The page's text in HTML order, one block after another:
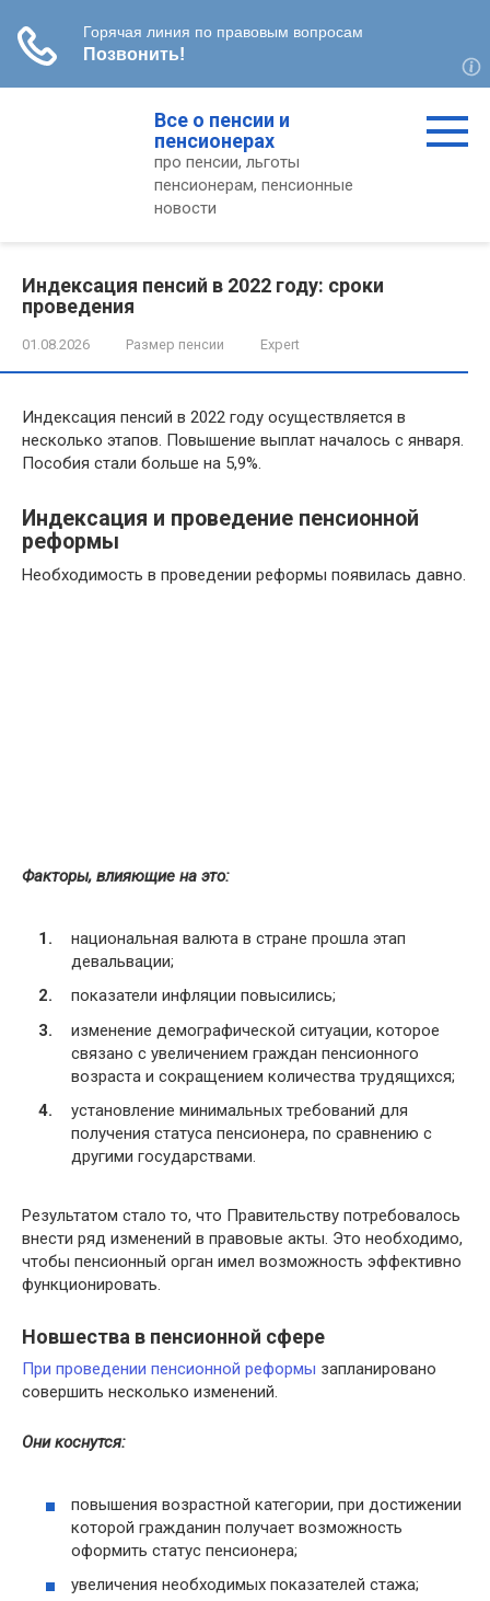
Все о пенсии и
пенсионерах
про пенсии, льготы
пенсионерам, пенсионные
новости
Индексация пенсий в 2022 году: сроки
проведения
01.08.2026 Размер пенсии Expert
Индексация пенсий в 2022 году осуществляется в
несколько этапов. Повышение выплат началось с января.
Пособия стали больше на 5,9%.
Индексация и проведение пенсионной
реформы
Необходимость в проведении реформы появилась давно.
Факторы, влияющие на это:
национальная валюта в стране прошла этап
девальвации;
показатели инфляции повысились;
изменение демографической ситуации, которое
связано с увеличением граждан пенсионного
возраста и сокращением количества трудящихся;
установление минимальных требований для
получения статуса пенсионера, по сравнению с
другими государствами.
Результатом стало то, что Правительству потребовалось
внести ряд изменений в правовые акты. Это необходимо,
чтобы пенсионный орган имел возможность эффективно
функционировать.
Новшества в пенсионной сфере
При проведении пенсионной реформы запланировано
совершить несколько изменений.
Они коснутся:
повышения возрастной категории, при достижении
которой гражданин получает возможность
оформить статус пенсионера;
увеличения необходимых показателей стажа;